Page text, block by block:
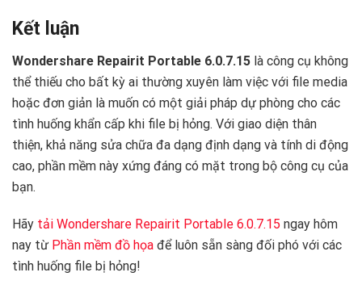
Kết luận
Wondershare Repairit Portable 6.0.7.15 là công cụ không
thể thiếu cho bất kỳ ai thường xuyên làm việc với file media
hoặc đơn giản là muốn có một giải pháp dự phòng cho các
tình huống khẩn cấp khi file bị hỏng. Với giao diện thân
thiện, khả năng sửa chữa đa dạng định dạng và tính di động
cao, phần mềm này xứng đáng có mặt trong bộ công cụ của
bạn.
Hãy tải Wondershare Repairit Portable 6.0.7.15 ngay hôm
nay từ Phần mềm đồ họa để luôn sẵn sàng đối phó với các
tình huống file bị hỏng! ️